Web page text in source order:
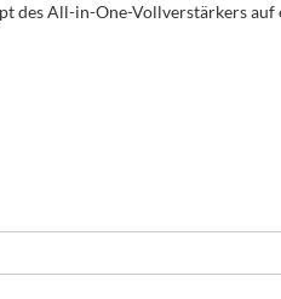
des All-in-One-Vollverstärkers auf